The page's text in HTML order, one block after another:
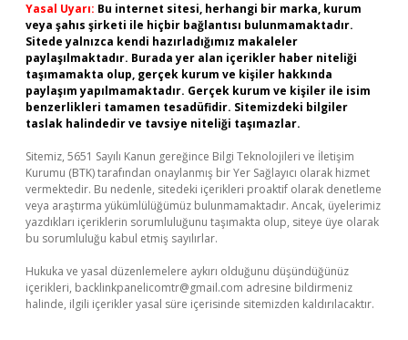
Yasal Uyarı: Bu internet sitesi, herhangi bir marka, kurum
veya şahıs şirketi ile hiçbir bağlantısı bulunmamaktadır.
Sitede yalnızca kendi hazırladığımız makaleler
paylaşılmaktadır. Burada yer alan içerikler haber niteliği
taşımamakta olup, gerçek kurum ve kişiler hakkında
paylaşım yapılmamaktadır. Gerçek kurum ve kişiler ile isim
benzerlikleri tamamen tesadüfidir. Sitemizdeki bilgiler
taslak halindedir ve tavsiye niteliği taşımazlar.
Sitemiz, 5651 Sayılı Kanun gereğince Bilgi Teknolojileri ve İletişim
Kurumu (BTK) tarafından onaylanmış bir Yer Sağlayıcı olarak hizmet
vermektedir. Bu nedenle, sitedeki içerikleri proaktif olarak denetleme
veya araştırma yükümlülüğümüz bulunmamaktadır. Ancak, üyelerimiz
yazdıkları içeriklerin sorumluluğunu taşımakta olup, siteye üye olarak
bu sorumluluğu kabul etmiş sayılırlar.
Hukuka ve yasal düzenlemelere aykırı olduğunu düşündüğünüz
içerikleri, backlinkpanelicomtr@gmail.com adresine bildirmeniz
halinde, ilgili içerikler yasal süre içerisinde sitemizden kaldırılacaktır.